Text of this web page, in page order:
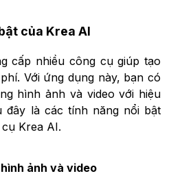
của Krea AI
cấp nhiều công cụ giúp tạo
Với ứng dụng này, bạn có
hình ảnh và video với hiệu
đây là các tính năng nổi bật
Krea AI.
ảnh và video